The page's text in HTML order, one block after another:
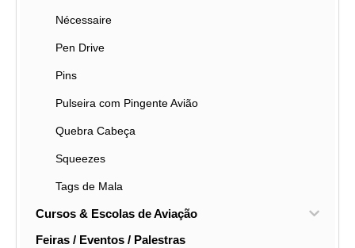
Nécessaire
Pen Drive
Pins
Pulseira com Pingente Avião
Quebra Cabeça
Squeezes
Tags de Mala
Cursos & Escolas de Aviação
Feiras / Eventos / Palestras